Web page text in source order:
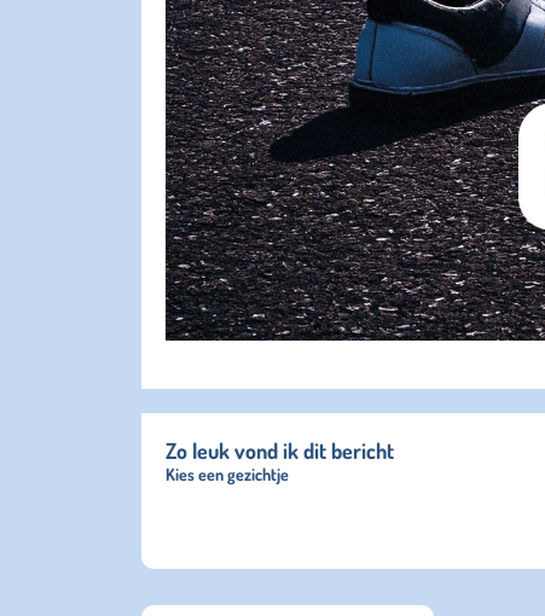
Zo leuk vond ik dit bericht
Kies een gezichtje